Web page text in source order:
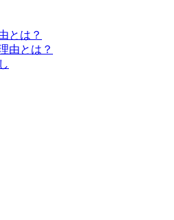
とは？
由とは？